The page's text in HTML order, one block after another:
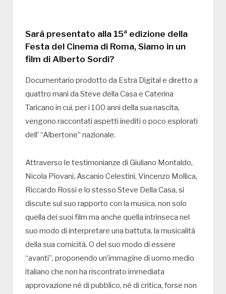
Sarà presentato alla 15ª edizione della
Festa del Cinema di Roma, Siamo in un
film di Alberto Sordi?
Documentario prodotto da Estra Digital e diretto a
quattro mani da Steve della Casa e Caterina
Taricano in cui, per i 100 anni della sua nascita,
vengono raccontati aspetti inediti o poco esplorati
dell’ “Albertone” nazionale.
Attraverso le testimonianze di Giuliano Montaldo,
Nicola Piovani, Ascanio Celestini, Vincenzo Mollica,
Riccardo Rossi e lo stesso Steve Della Casa, si
discute sul suo rapporto con la musica, non solo
quella dei suoi film ma anche quella intrinseca nel
suo modo di interpretare una battuta, la musicalità
della sua comicità. O del suo modo di essere
“avanti”, proponendo un’immagine di uomo medio
italiano che non ha riscontrato immediata
approvazione né di pubblico, né di critica, forse non